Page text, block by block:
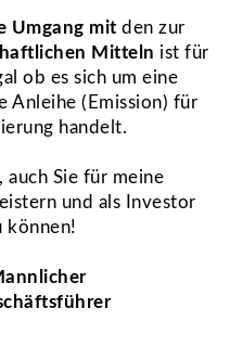
Umgang mit den zur
Mitteln ist für
ob es sich um eine
Anleihe (Emission) für
handelt.
auch Sie für meine
und als Investor
können!